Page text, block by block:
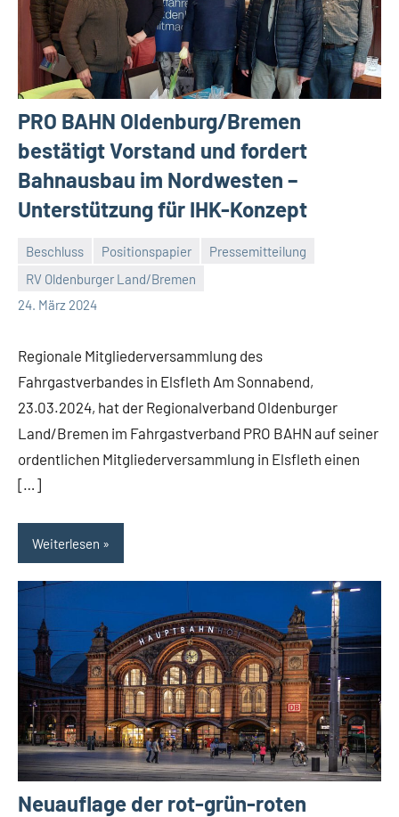
PRO BAHN Oldenburg/Bremen
bestätigt Vorstand und fordert
Bahnausbau im Nordwesten –
Unterstützung für IHK-Konzept
Beschluss Positionspapier
Pressemitteilung
RV Oldenburger Land/Bremen
24. März 2024
Malte
Diehl
Keine
Kommentare
Regionale Mitgliederversammlung des
Fahrgastverbandes in Elsfleth Am Sonnabend,
23.03.2024, hat der Regionalverband Oldenburger
Land/Bremen im Fahrgastverband PRO BAHN auf seiner
ordentlichen Mitgliederversammlung in Elsfleth einen
[…]
Weiterlesen
Neuauflage der rot-grün-roten